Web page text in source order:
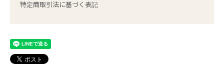
特定商取引法に基づく表記